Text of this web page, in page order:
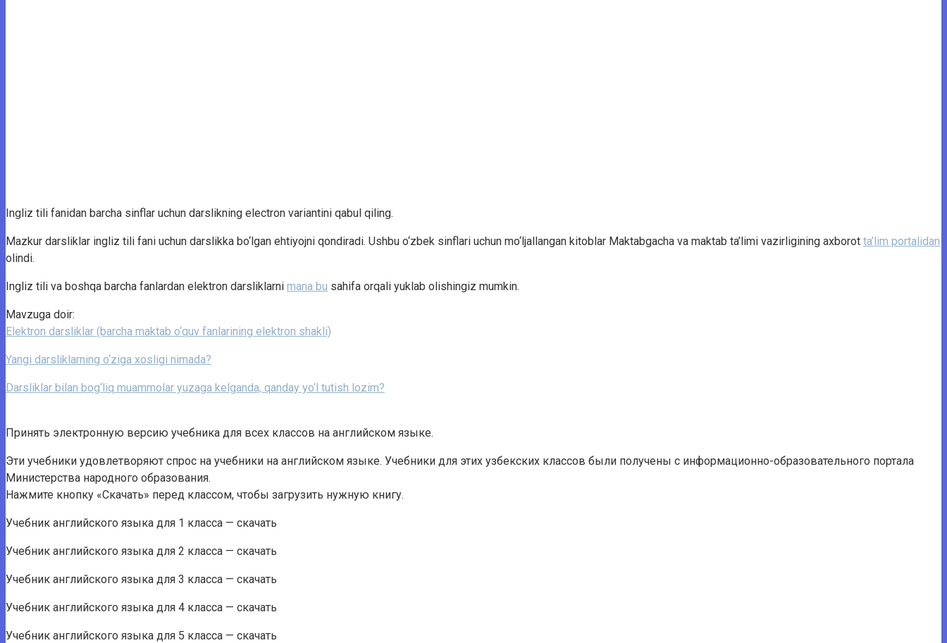
Ingliz tili fanidan barcha sinflar uchun darslikning electron variantini qabul qiling.
Mazkur darsliklar ingliz tili fani uchun darslikka bo‘lgan ehtiyojni qondiradi. Ushbu o‘zbek sinflari uchun mo‘ljallangan kitoblar Maktabgacha va maktab ta’limi vazirligining axborot ta’lim portalidan
olindi.
Ingliz tili va boshqa barcha fanlardan elektron darsliklarni mana bu sahifa orqali yuklab olishingiz mumkin.
Mavzuga doir:
Elektron darsliklar (barcha maktab o‘quv fanlarining elektron shakli)
Yangi darsliklarning o‘ziga xosligi nimada?
Darsliklar bilan bog‘liq muammolar yuzaga kelganda, qanday yo‘l tutish lozim?
Принять электронную версию учебника для всех классов на английском языке.
Эти учебники удовлетворяют спрос на учебники на английском языке. Учебники для этих узбекских классов были получены с информационно-образовательного портала
Министерства народного образования.
Нажмите кнопку «Скачать» перед классом, чтобы загрузить нужную книгу.
Учебник английского языка для 1 класса — скачать
Учебник английского языка для 2 класса — скачать
Учебник английского языка для 3 класса — скачать
Учебник английского языка для 4 класса — скачать
Учебник английского языка для 5 класса — скачать